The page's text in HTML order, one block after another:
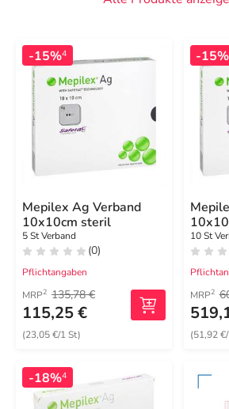
-15%4
Mepilex Ag Verband
10x10cm steril
5 St Verband
(0)
Pflichtangaben
MRP2 135,78 €
115,25 €
(23,05 €/1 St)
-15%
10 St
MRP2
(51,92
-18%4